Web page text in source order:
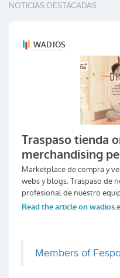
NOTICIAS DESTACADAS
Members of Fespa